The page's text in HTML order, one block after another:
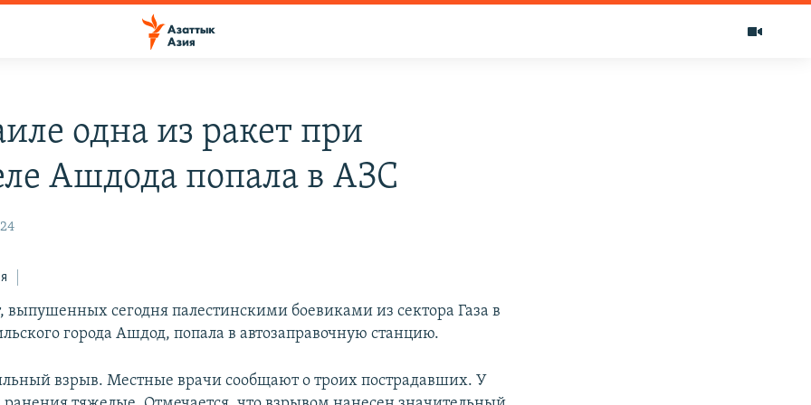
одна из ракет при
Ашдода попала в АЗС
выпушенных сегодня палестинскими боевиками из сектора Газа в
города Ашдод, попала в автозаправочную станцию.
взрыв. Местные врачи сообщают о троих пострадавших. У